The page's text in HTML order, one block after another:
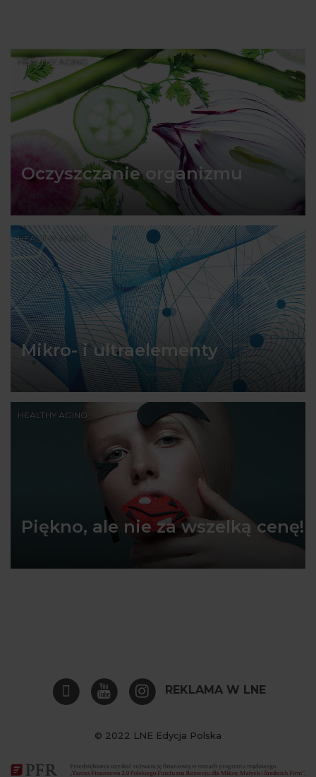
HEALTHY AGING
Oczyszczanie organizmu
HEALTHY AGING
Mikro- i ultraelementy
HEALTHY AGING
Piękno, ale nie za wszelką cenę!
REKLAMA W LNE
© 2022 LNE Edycja Polska